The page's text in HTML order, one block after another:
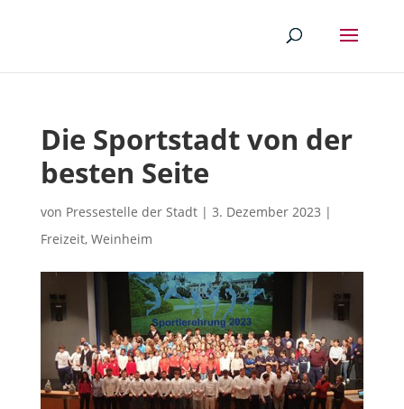
Die Sportstadt von der
besten Seite
von Pressestelle der Stadt| 3. Dezember 2023 |
Freizeit, Weinheim